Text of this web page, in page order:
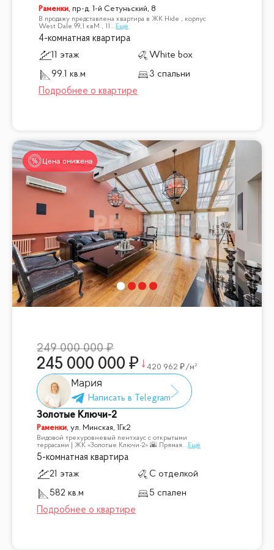
Раменки,пр-д. 1-й Сетуньский, 8
В продажу представлена квартира в ЖК Hide , корпус
West Dale 99,1 квМ , 11 ... Ещё
4-комнатная квартира
11 этаж
White box
99.1 кв.м
3 спальни
Цена снижена
249 000 000
245 000 000 420 962 /м²
Мария
Золотые Ключи-2
Раменки,ул. Минская, 1Гк2
Видовой трехуровневый пентхаус с открытыми
террасами | ЖК «Золотые Ключи-2» 🌇 Прямая... Ещё
5-комнатная квартира
21 этаж
С отделкой
582 кв.м
5 спален